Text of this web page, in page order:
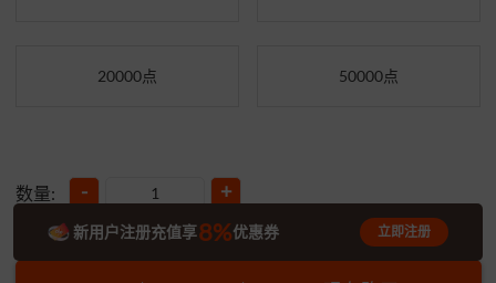
20000点 50000点
数量: - +
新用户注册充值享8%优惠券 立即注册